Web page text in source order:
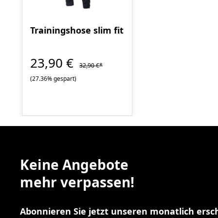
Trainingshose slim fit
23,90 €
32,90 €*
(27.36% gespart)
Keine Angebote
mehr verpassen!
Abonnieren Sie jetzt unseren monatlich